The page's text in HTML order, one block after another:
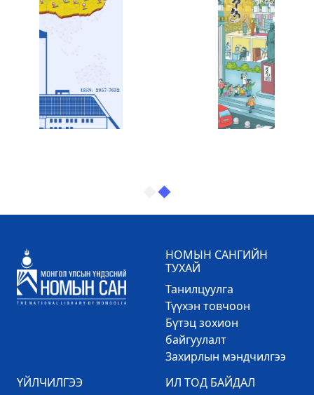
НОМЫН САНГИЙН
ТУХАЙ
Танилцуулга
Түүхэн товчоон
Бүтэц зохион
байгуулалт
Захирлын мэндчилгээ
ҮЙЛЧИЛГЭЭ
ИЛ ТОД БАЙДАЛ